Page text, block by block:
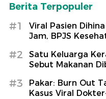
Berita Terpopuler
#1
Viral Pasien
Jam, BPJS
#2
Satu Keluarga
Sebut Makanan
#3
Pakar: Burn Out
Kasus Viral